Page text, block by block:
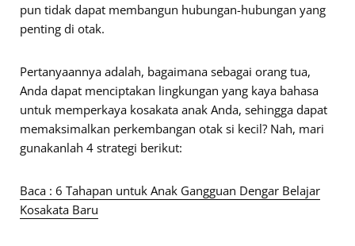
pun tidak dapat membangun hubungan-hubungan yang
penting di otak.
Pertanyaannya adalah, bagaimana sebagai orang tua,
Anda dapat menciptakan lingkungan yang kaya bahasa
untuk memperkaya kosakata anak Anda, sehingga dapat
memaksimalkan perkembangan otak si kecil? Nah, mari
gunakanlah 4 strategi berikut:
Baca : 6 Tahapan untuk Anak Gangguan Dengar Belajar
Kosakata Baru